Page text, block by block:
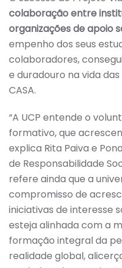
colaboração entre
organizações de apoio
empenho dos seus
colaboradores,
e duradouro na vida
CASA.
“A UCP entende o
formativo, que
explica Rita Paiva e
de Responsabilidade
refere ainda que a
compromisso de
iniciativas de interesse
esteja alinhada com a
formação integral da
realidade global,